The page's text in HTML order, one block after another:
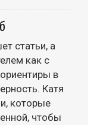
статьи, а
как с
в
Катя
которые
чтобы